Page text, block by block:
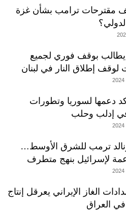
مقترحات ترامب بشأن غزة
بوقف فوري لجميع
لوقف إطلاق النار في لبنان
دعمها لسوريا وتطورات
في إدلب وحلب
ترمب للشرق الأوسط…
لإسرائيل بنهج متطرف
الغاز الإيراني يعرقل إنتاج
في العراق